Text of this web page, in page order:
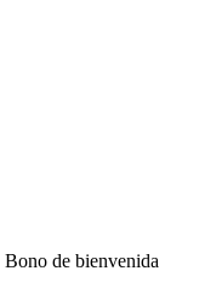
Bono de bienvenida